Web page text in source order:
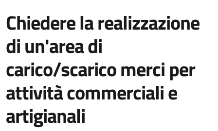
Chiedere la realizzazione
di un'area di
carico/scarico merci per
attività commerciali e
artigianali